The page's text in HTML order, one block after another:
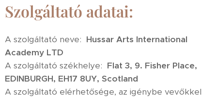
Szolgáltató adatai:
A szolgáltató neve: Hussar Arts International
Academy LTD
A szolgáltató székhelye: Flat 3, 9. Fisher Place,
EDINBURGH, EH17 8UY, Scotland
A szolgáltató elérhetősége, az igénybe vevőkkel